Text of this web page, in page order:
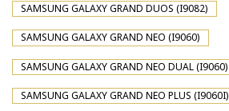
SAMSUNG GALAXY GRAND DUOS (I9082)
SAMSUNG GALAXY GRAND NEO (I9060)
SAMSUNG GALAXY GRAND NEO DUAL (I9060)
SAMSUNG GALAXY GRAND NEO PLUS (I9060I)